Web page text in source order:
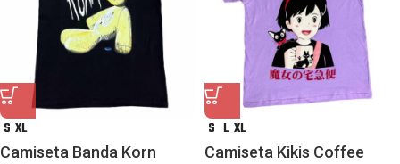
S XL
Camiseta Banda Korn
S L XL
Camiseta Kikis Coffee